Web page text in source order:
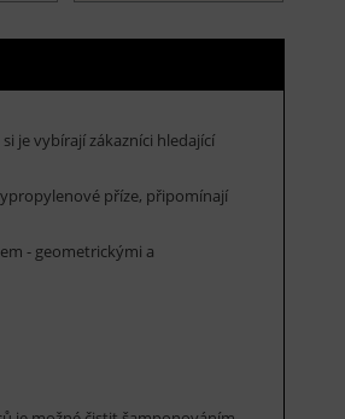
je vybírají zákazníci hledající
příze, připomínají
- geometrickými a